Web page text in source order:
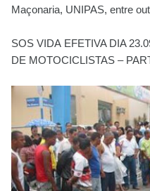
Maçonaria, UNIPAS, entre
SOS VIDA EFETIVA DIA
DE MOTOCICLISTAS –